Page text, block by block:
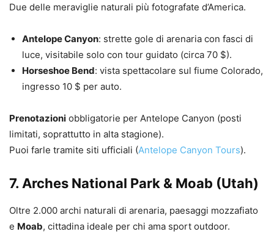
Due delle meraviglie naturali più fotografate d’America.
Antelope Canyon: strette gole di arenaria con fasci di
luce, visitabile solo con tour guidato (circa 70 $).
Horseshoe Bend: vista spettacolare sul fiume Colorado,
ingresso 10 $ per auto.
Prenotazioni obbligatorie per Antelope Canyon (posti
limitati, soprattutto in alta stagione).
Puoi farle tramite siti ufficiali (Antelope Canyon Tours).
7. Arches National Park & Moab (Utah)
Oltre 2.000 archi naturali di arenaria, paesaggi mozzafiato
e Moab, cittadina ideale per chi ama sport outdoor.